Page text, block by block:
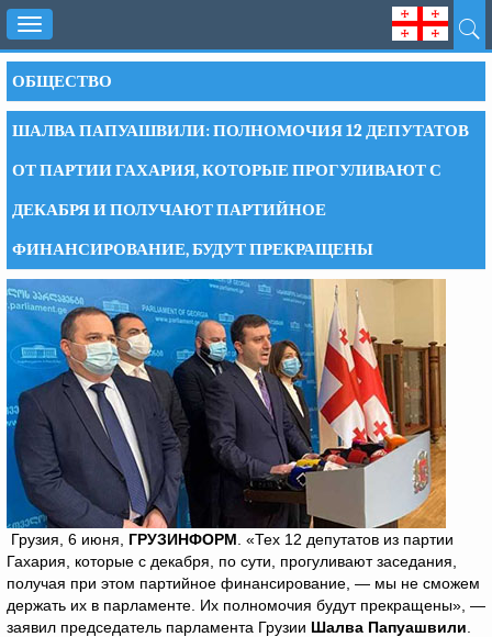
Toggle
navigation
ОБЩЕСТВО
ШАЛВА ПАПУАШВИЛИ: ПОЛНОМОЧИЯ 12 ДЕПУТАТОВ
ОТ ПАРТИИ ГАХАРИЯ, КОТОРЫЕ ПРОГУЛИВАЮТ С
ДЕКАБРЯ И ПОЛУЧАЮТ ПАРТИЙНОЕ
ФИНАНСИРОВАНИЕ, БУДУТ ПРЕКРАЩЕНЫ
Грузия, 6 июня, ГРУЗИНФОРМ . «Тех 12 депутатов из партии
Гахария, которые с декабря, по сути, прогуливают заседания,
получая при этом партийное финансирование, — мы не сможем
держать их в парламенте. Их полномочия будут прекращены», —
заявил председатель парламента Грузии Шалва Папуашвили